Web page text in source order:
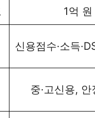
1억 원
신용점수·소득
중·고신용,